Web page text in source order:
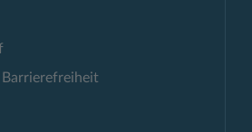
Barrierefreiheit